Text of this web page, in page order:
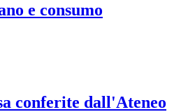
e consumo
conferite dall'Ateneo